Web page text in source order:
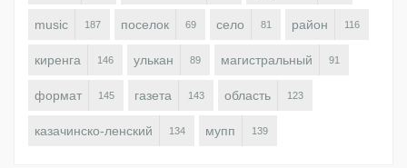
music 187 поселок 69 село 81 район 116
киренга 146 улькан 89 магистральный 91
формат 145 газета 143 область 123
казачинско-ленский 134 мупп 139